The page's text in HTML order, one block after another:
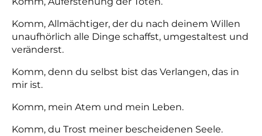
Komm, Allmächtiger, der du nach deinem Willen
unaufhörlich alle Dinge schaffst, umgestaltest und
veränderst.
Komm, denn du selbst bist das Verlangen, das in
mir ist.
Komm, mein Atem und mein Leben.
Komm, du Trost meiner bescheidenen Seele.